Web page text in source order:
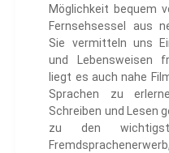
Möglichkeit bequem
Fernsehsessel aus
Sie vermitteln uns
und Lebensweisen
liegt es auch nahe
Sprachen zu
Schreiben und Lesen
zu den